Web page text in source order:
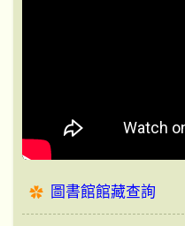
圖書館館藏查詢